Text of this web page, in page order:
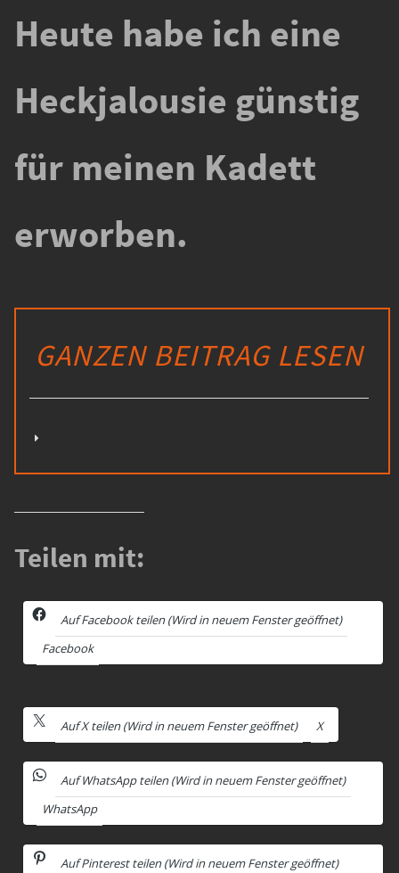
Heute habe ich eine
Heckjalousie günstig
für meinen Kadett
erworben.
GANZEN BEITRAG LESEN
Teilen mit:
Auf Facebook teilen (Wird in neuem Fenster geöffnet)
Facebook
Auf X teilen (Wird in neuem Fenster geöffnet) X
Auf WhatsApp teilen (Wird in neuem Fenster geöffnet)
WhatsApp
Auf Pinterest teilen (Wird in neuem Fenster geöffnet)